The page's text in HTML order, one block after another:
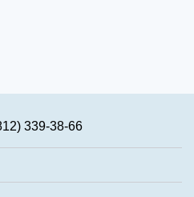
339-38-66
346-65-02